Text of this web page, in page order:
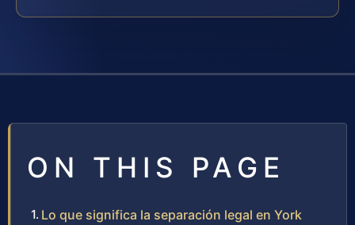
ON THIS PAGE
Lo que significa la separación legal en York